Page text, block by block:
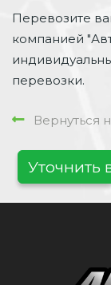
Перевозите
компанией
перевозки.
Вернуться
Уточнить